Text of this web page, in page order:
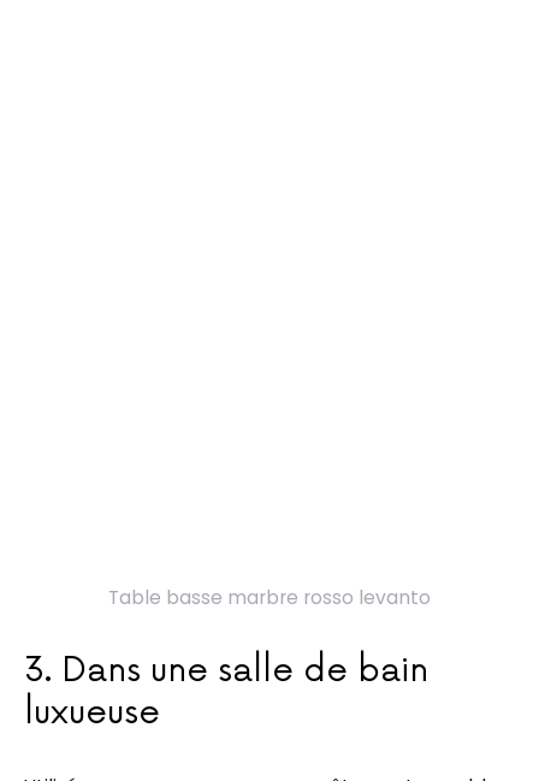
Table basse marbre rosso levanto
3. Dans une salle de bain
luxueuse